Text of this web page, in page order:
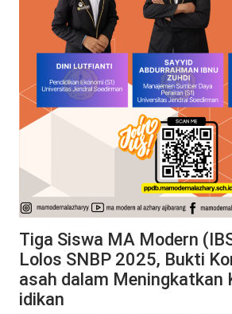
Tiga Siswa MA Modern
Lolos SNBP 2025, Bukti
asah dalam Meningkatkan
idikan